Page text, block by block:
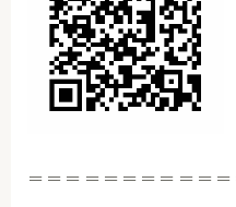
＝＝＝＝＝＝＝＝＝＝